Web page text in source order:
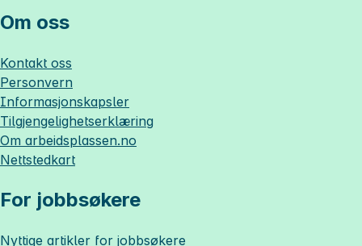
Om oss
Kontakt oss
Personvern
Informasjonskapsler
Tilgjengelighetserklæring
Om arbeidsplassen.no
Nettstedkart
For jobbsøkere
Nyttige artikler for jobbsøkere